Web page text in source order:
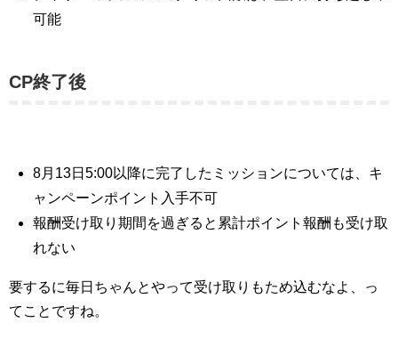
可能
CP終了後
8月13日5:00以降に完了したミッションについては、キ
ャンペーンポイント入手不可
報酬受け取り期間を過ぎると累計ポイント報酬も受け取
れない
要するに毎日ちゃんとやって受け取りもため込むなよ、っ
てことですね。